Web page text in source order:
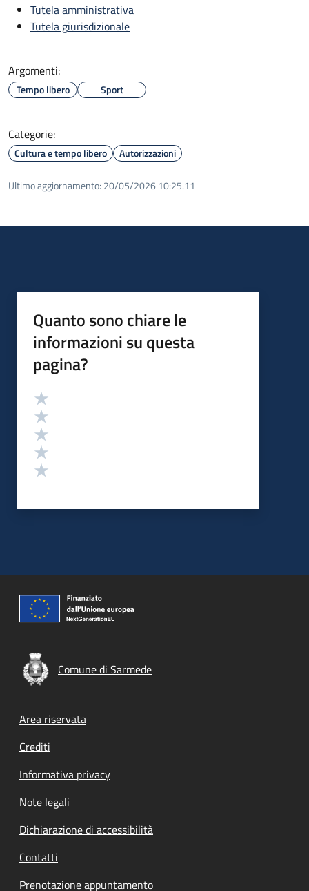
Tutela amministrativa
Tutela giurisdizionale
Argomenti:
Tempo libero Sport
Categorie:
Cultura e tempo libero Autorizzazioni
Ultimo aggiornamento: 20/05/2026 10:25.11
Quanto sono chiare le
informazioni su questa
pagina?
Valutazione
Comune di Sarmede
Footer menu
Area riservata
Crediti
Informativa privacy
Note legali
Dichiarazione di accessibilità
Contatti
Prenotazione appuntamento